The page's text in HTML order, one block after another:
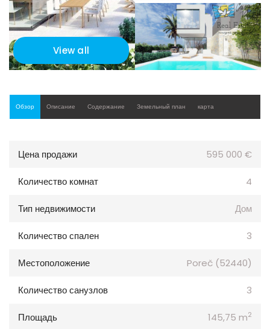
View all
Обзор Описание Содержание Земельный план карта
Цена продажи 595 000 €
Количество комнат 4
Тип недвижимости Дом
Количество спален 3
Местоположение Poreč (52440)
Количество санузлов 3
Площадь 145,75 m2